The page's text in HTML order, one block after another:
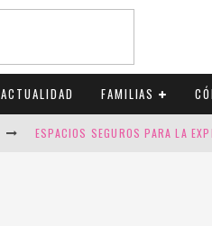
ACTUALIDAD FAMILIAS
ESPACIOS SEGUROS PARA LA
CANADÁ CELEBRA EL ORGULLO